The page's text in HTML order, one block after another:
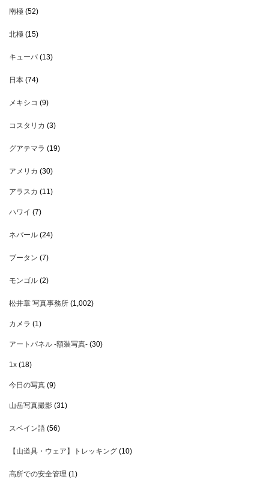
南極 (52)
北極 (15)
キューバ(13)
日本 (74)
メキシコ (9)
コスタリカ (3)
グアテマラ (19)
アメリカ (30)
アラスカ (11)
ハワイ (7)
ネパール (24)
ブータン (7)
モンゴル (2)
松井章 写真事務所 (1,002)
カメラ (1)
アートパネル -額装写真- (30)
1x (18)
今日の写真 (9)
山岳写真撮影 (31)
スペイン語 (56)
【山道具・ウェア】トレッキング (10)
高所での安全管理 (1)